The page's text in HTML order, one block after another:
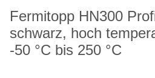
Fermitopp HN300
schwarz, hoch
-50 °C bis 250 °C